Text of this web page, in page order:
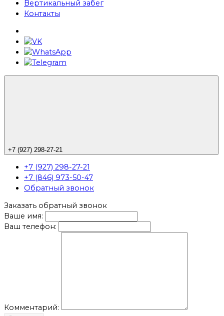
Вертикальный забег
Контакты
+7 (927) 298-27-21
+7 (927) 298-27-21
+7 (846) 973-50-47
Обратный звонок
Заказать обратный звонок
Ваше имя:
Ваш телефон:
Комментарий: